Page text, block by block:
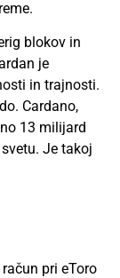
blokov in
je
in trajnosti.
Cardano,
13 milijard
Je takoj
pri eToro